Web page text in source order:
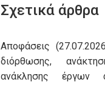
Σχετικά άρθρα
Αποφάσεις
διόρθωσης,
ανάκλησης